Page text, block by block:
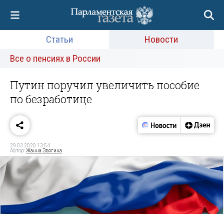
Статьи
Новости
Все о пенсиях в России
Путин поручил увеличить пособие
по безработице
29.03.2020 13:54
Автор:Жанна Звягина